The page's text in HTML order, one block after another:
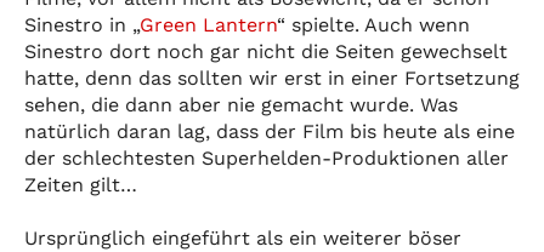
Sinestro in „Green Lantern“ spielte. Auch wenn
Sinestro dort noch gar nicht die Seiten gewechselt
hatte, denn das sollten wir erst in einer Fortsetzung
sehen, die dann aber nie gemacht wurde. Was
natürlich daran lag, dass der Film bis heute als eine
der schlechtesten Superhelden-Produktionen aller
Zeiten gilt…
Ursprünglich eingeführt als ein weiterer böser